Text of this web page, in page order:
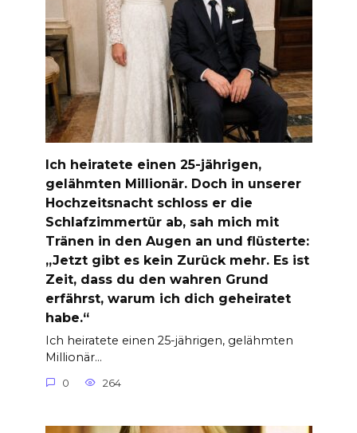
Ich heiratete einen 25-jährigen,
gelähmten Millionär. Doch in unserer
Hochzeitsnacht schloss er die
Schlafzimmertür ab, sah mich mit
Tränen in den Augen an und flüsterte:
„Jetzt gibt es kein Zurück mehr. Es ist
Zeit, dass du den wahren Grund
erfährst, warum ich dich geheiratet
habe.“
Ich heiratete einen 25-jährigen, gelähmten
Millionär…
0 264